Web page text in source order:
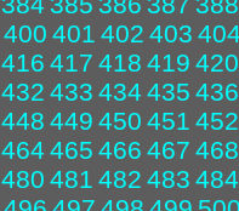
400 401 402 403 404
416 417 418 419 420
432 433 434 435 436
448 449 450 451 452
464 465 466 467 468
480 481 482 483 484